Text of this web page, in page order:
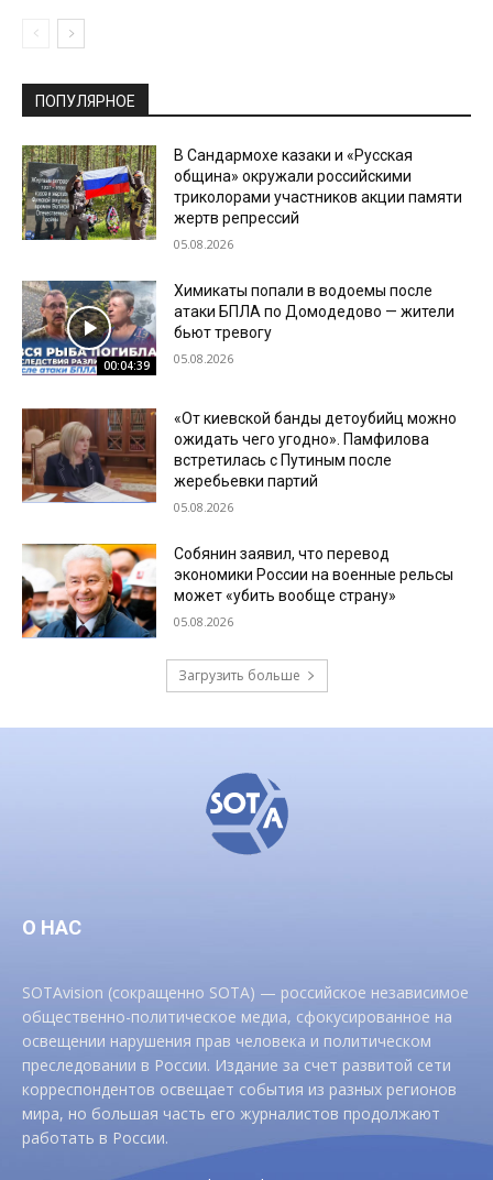
ПОПУЛЯРНОЕ
В Сандармохе казаки и «Русская
община» окружали российскими
триколорами участников акции памяти
жертв репрессий
05.08.2026
00:04:39
Химикаты попали в водоемы после
атаки БПЛА по Домодедово — жители
бьют тревогу
05.08.2026
«От киевской банды детоубийц можно
ожидать чего угодно». Памфилова
встретилась с Путиным после
жеребьевки партий
05.08.2026
Собянин заявил, что перевод
экономики России на военные рельсы
может «убить вообще страну»
05.08.2026
Загрузить больше
О НАС
SOTAvision (сокращенно SOTA) — российское независимое
общественно-политическое медиа, сфокусированное на
освещении нарушения прав человека и политическом
преследовании в России. Издание за счет развитой сети
корреспондентов освещает события из разных регионов
мира, но большая часть его журналистов продолжают
работать в России.